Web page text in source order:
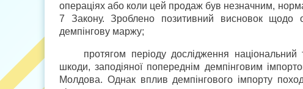
операціях або коли цей продаж був незначним,
7 Закону. Зроблено позитивний висновок щодо
демпінгову маржу;
протягом періоду дослідження
шкоди, заподіяної попереднім демпінговим
Молдова. Однак вплив демпінгового імпорту